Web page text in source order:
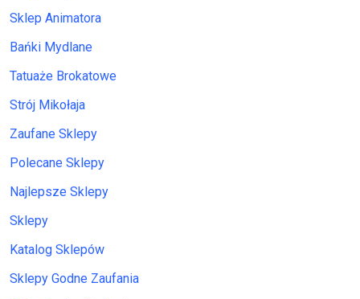
Sklep Animatora
Bańki Mydlane
Tatuaże Brokatowe
Strój Mikołaja
Zaufane Sklepy
Polecane Sklepy
Najlepsze Sklepy
Sklepy
Katalog Sklepów
Sklepy Godne Zaufania